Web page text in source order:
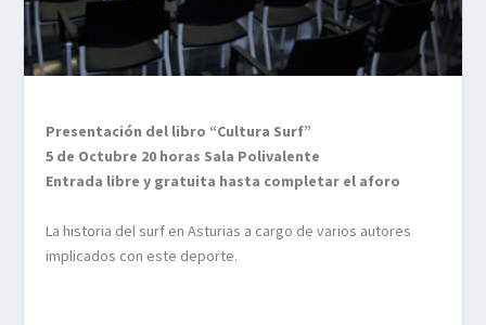
Presentación del libro “Cultura Surf”
5 de Octubre 20 horas Sala Polivalente
Entrada libre y gratuita hasta completar el aforo
La historia del surf en Asturias a cargo de varios autores
implicados con este deporte.